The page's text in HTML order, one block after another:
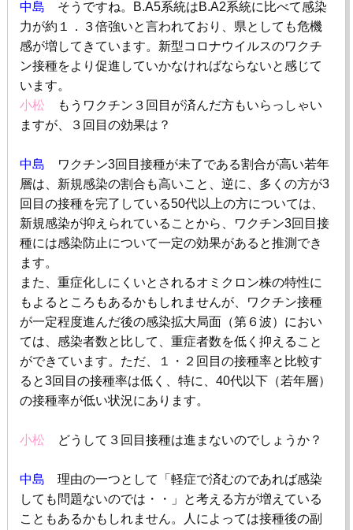
中島 そうですね。 B.A5系統はB.A2系統に比べて感染
力が約１．３倍強いと言われており、県としても危機
感が増してきています。新型コロナウイルスのワクチ
ン接種をより促進していかなければならないと感じて
います。
小松 もうワクチン３回目が済んだ方もいらっしゃい
ますが、３回目の効果は？
中島 ワクチン3回目接種が未了である割合が高い若年
層は、新規感染の割合も高いこと、逆に、多くの方が3
回目の接種を完了している50代以上の方については、
新規感染が抑えられていることから、ワクチン3回目接
種には感染防止について一定の効果があると推測でき
ます。
また、重症化しにくいとされるオミクロン株の特性に
もよるところもあるかもしれませんが、ワクチン接種
が一定程度進んだ後の感染拡大局面（第６波）におい
ては、感染者数と比して、重症者数を低く抑えること
ができています。ただ、１・２回目の接種率と比較す
ると3回目の接種率は低く、特に、 40代以下（若年層）
の接種率が低い状況にあります。
小松 どうして３回目接種は進まないのでしょうか？
中島 理由の一つとして「軽症で済むのであれば感染
しても問題ないのでは・・」と考える方が増えている
こともあるかもしれません。人によっては接種後の副